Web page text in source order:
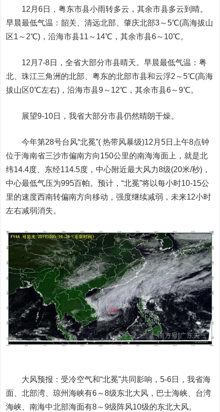
12月6日，粤东市县小雨转多云，其余市县多云到晴。
早晨最低气温：韶关、清远北部、肇庆北部3～5℃(高海拔山
区1～2℃)，沿海市县11～14℃，其余市县6～10℃。
12月7-8日，全省大部分市县晴天。早晨最低气温：粤
北、珠江三角洲的北部、粤东的北部市县和云浮2～5℃(高海
拔山区0℃左右)，沿海市县9～12℃，其余市县6～9℃。
展望9-10日，我省大部分市县仍然晴朗干燥。
今年第28号台风“北冕”( 热带风暴级)12月5日上午8点钟
位于海南省三沙市偏南方向150公里的南海海面上，就是北
纬14.4度、东经114.5度，中心附近最大风力8级(20米/秒)，
中心最低气压为995百帕。预计，“北冕”将以每小时10-15公
里的速度西南转偏南方向移动，强度继续减弱，未来12小时
左右减弱消失。
大风预报：受冷空气和“北冕”共同影响，5-6日，我省海
面、北部湾、琼州海峡有6～8级东北大风，巴士海峡、台湾
海峡、南海中北部海面有8～9级阵风10级的东北大风。